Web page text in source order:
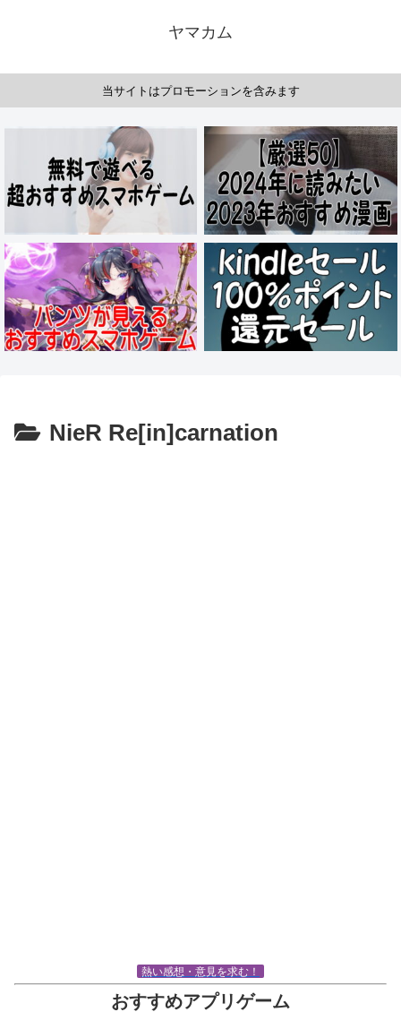
ヤマカム
当サイトはプロモーションを含みます
NieR Re[in]carnation
熱い感想・意見を求む！
おすすめアプリゲーム